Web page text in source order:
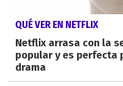
QUÉ VER EN NETFLIX
Netflix arrasa con la
popular y es perfecta
drama